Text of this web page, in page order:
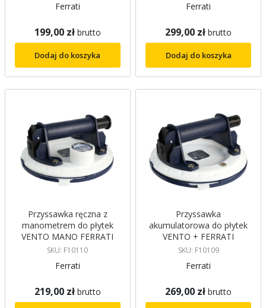
Ferrati
199,00 zł brutto
Dodaj do koszyka
Ferrati
299,00 zł brutto
Dodaj do koszyka
Przyssawka ręczna z
manometrem do płytek
VENTO MANO FERRATI
SKU: F10110
Ferrati
219,00 zł brutto
Przyssawka
akumulatorowa do płytek
VENTO + FERRATI
SKU: F10109
Ferrati
269,00 zł brutto